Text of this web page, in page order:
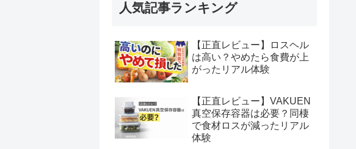
人気記事ランキング
【正直レビュー】ロスヘル
は高い？やめたら食費が上
がったリアル体験
【正直レビュー】VAKUEN
真空保存容器は必要？同棲
で食材ロスが減ったリアル
体験